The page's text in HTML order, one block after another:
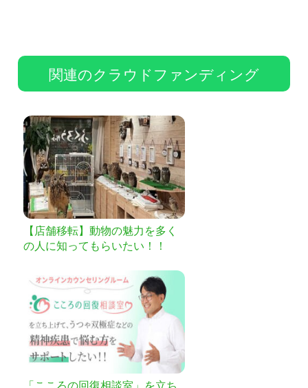
関連のクラウドファンディング
【店舗移転】動物の魅力を多く
の人に知ってもらいたい！！
「こころの回復相談室」を立ち